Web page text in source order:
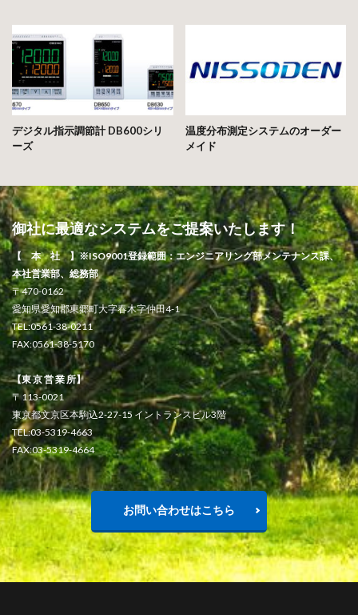
デジタル指示調節計 DB600シリ
ーズ
温度分布測定システムのオーダー
メイド
御社に最適なシステムをご提案いたします！
【 本 社 】※ISO9001登録範囲：エンジニアリング部メンテナンス課、
本社営業部、総務部
〒470-0162
愛知県愛知郡東郷町大字春木字仲田4-1
TEL:0561-38-0211
FAX:0561-38-5170
【東 京 営 業 所】
〒113-0021
東京都文京区本駒込2-27-15 イントランスビル3階
TEL:03-5319-4663
FAX:03-5319-4664
お問い合わせはこちら